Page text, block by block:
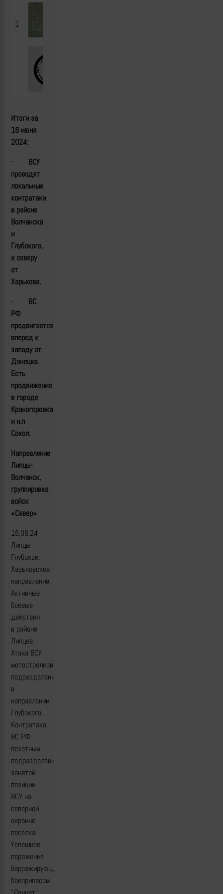
1
Итоги за
16 июня
2024:
· ВСУ
проводят
локальные
контратаки
в районе
Волчанска
и
Глубокого,
к северу
от
Харькова.
· ВС
РФ
продвигается
вперед к
западу от
Донецка.
Есть
продвижение
в городе
Краногоровка
и н.п
Сокол.
Направление
Липцы-
Волчанск,
группировка
войск
«Север»
16,06,24
Липцы –
Глубокое.
Харьковское
направление.
Активные
боевые
действия
в районе
Липцев.
Атака ВСУ
мотострелковым
подразделением
в
направлении
Глубокого.
Контратака
ВС РФ
пехотным
подразделением
занятой
позиции
ВСУ на
северной
окраине
посёлка.
Успешное
поражение
барражирующим
боеприпасом